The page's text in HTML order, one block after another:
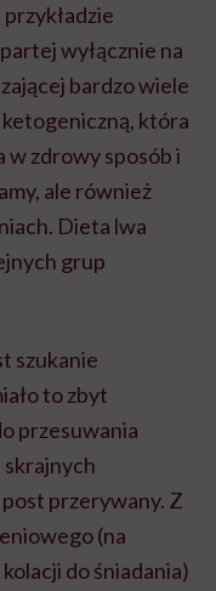
wyłącznie na
bardzo wiele
która
w zdrowy sposób i
ale również
Dieta lwa
grup
szukanie
to zbyt
przesuwania
skrajnych
post przerywany. Z
(na
do śniadania)